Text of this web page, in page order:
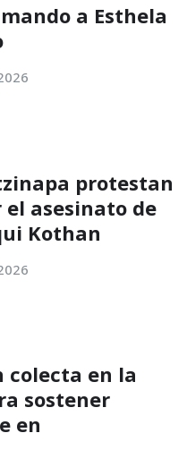
a Esthela
protestan
asesinato de
Kothan
colecta en la
sostener
en